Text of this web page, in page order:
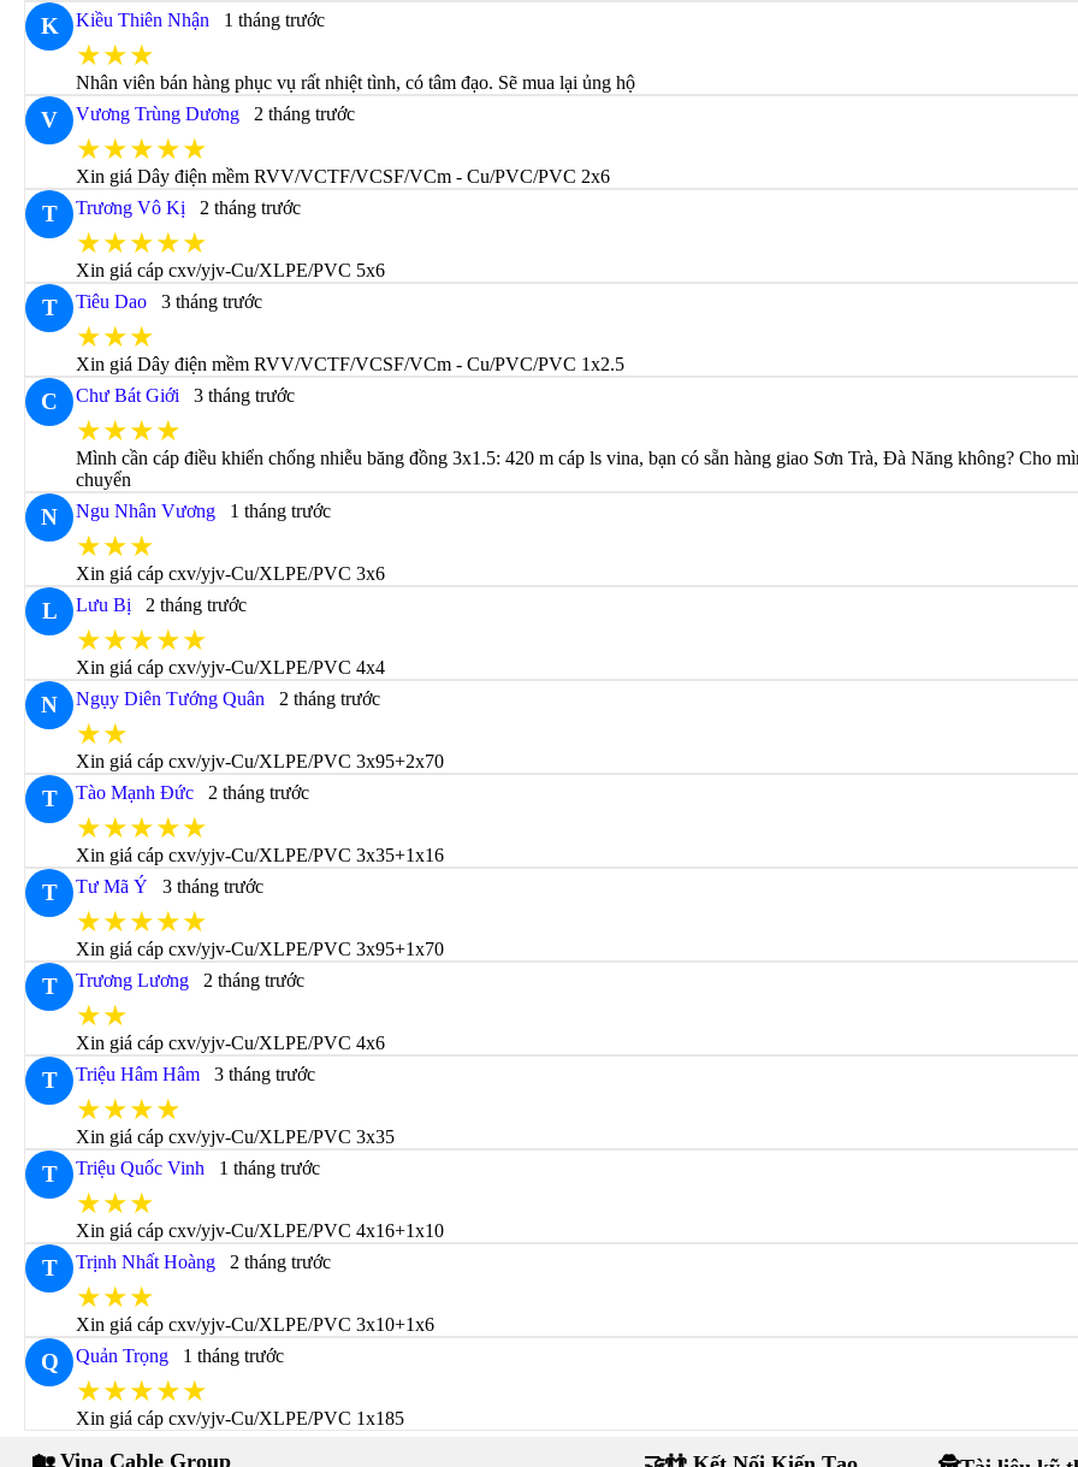
K Kiều Thiên Nhận 1 tháng trước
★★★
Nhân viên bán hàng phục vụ rất nhiệt tình, có tâm đạo. Sẽ mua lại ủng hộ
V Vương Trùng Dương 2 tháng trước
★★★★★
Xin giá Dây điện mềm RVV/VCTF/VCSF/VCm - Cu/PVC/PVC 2x6
T Trương Vô Kị 2 tháng trước
★★★★★
Xin giá cáp cxv/yjv-Cu/XLPE/PVC 5x6
T Tiêu Dao 3 tháng trước
★★★
Xin giá Dây điện mềm RVV/VCTF/VCSF/VCm - Cu/PVC/PVC 1x2.5
C Chư Bát Giới 3 tháng trước
★★★★
Mình cần cáp điều khiển chống nhiễu băng đồng 3x1.5: 420 m cáp ls vina, bạn có sẵn hàng giao Sơn Trà, Đà Năng không? Cho
chuyển
N Ngu Nhân Vương 1 tháng trước
★★★
Xin giá cáp cxv/yjv-Cu/XLPE/PVC 3x6
L Lưu Bị 2 tháng trước
★★★★★
Xin giá cáp cxv/yjv-Cu/XLPE/PVC 4x4
N Ngụy Diên Tướng Quân 2 tháng trước
★★
Xin giá cáp cxv/yjv-Cu/XLPE/PVC 3x95+2x70
T Tào Mạnh Đức 2 tháng trước
★★★★★
Xin giá cáp cxv/yjv-Cu/XLPE/PVC 3x35+1x16
T Tư Mã Ý 3 tháng trước
★★★★★
Xin giá cáp cxv/yjv-Cu/XLPE/PVC 3x95+1x70
T Trương Lương 2 tháng trước
★★
Xin giá cáp cxv/yjv-Cu/XLPE/PVC 4x6
T Triệu Hâm Hâm 3 tháng trước
★★★★
Xin giá cáp cxv/yjv-Cu/XLPE/PVC 3x35
T Triệu Quốc Vinh 1 tháng trước
★★★
Xin giá cáp cxv/yjv-Cu/XLPE/PVC 4x16+1x10
T Trịnh Nhất Hoàng 2 tháng trước
★★★
Xin giá cáp cxv/yjv-Cu/XLPE/PVC 3x10+1x6
Q Quản Trọng 1 tháng trước
★★★★★
Xin giá cáp cxv/yjv-Cu/XLPE/PVC 1x185
🏡 Vina Cable Group